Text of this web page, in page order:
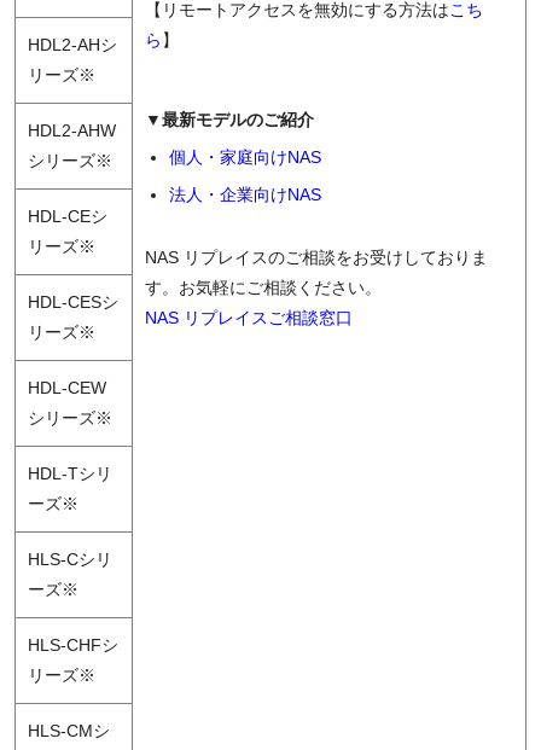
【リモートアクセスを無効にする方法はこち
ら 】
▼最新モデルのご紹介
個人・家庭向けNAS
法人・企業向けNAS
NAS リプレイスのご相談をお受けしておりま
す。お気軽にご相談ください。
NAS リプレイスご相談窓口
HDL2-AHシ
リーズ※
HDL2-AHW
シリーズ※
HDL-CEシ
リーズ※
HDL-CESシ
リーズ※
HDL-CEW
シリーズ※
HDL-Tシリ
ーズ※
HLS-Cシリ
ーズ※
HLS-CHFシ
リーズ※
HLS-CMシ